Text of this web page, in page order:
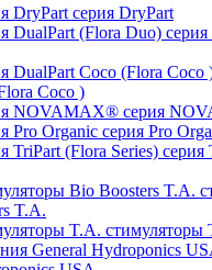
серия DryPart
Coco )
серия
серия Pro
серия
T.A.
стимуляторы